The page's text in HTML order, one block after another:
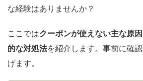
な経験はありませんか？
ここではクーポンが使えない主な原
的な対処法を紹介します。事前に確
げます。